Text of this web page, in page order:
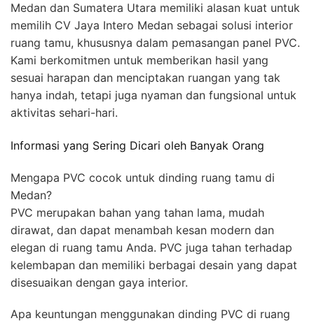
Medan dan Sumatera Utara memiliki alasan kuat untuk
memilih CV Jaya Intero Medan sebagai solusi interior
ruang tamu, khususnya dalam pemasangan panel PVC.
Kami berkomitmen untuk memberikan hasil yang
sesuai harapan dan menciptakan ruangan yang tak
hanya indah, tetapi juga nyaman dan fungsional untuk
aktivitas sehari-hari.
Informasi yang Sering Dicari oleh Banyak Orang
Mengapa PVC cocok untuk dinding ruang tamu di
Medan?
PVC merupakan bahan yang tahan lama, mudah
dirawat, dan dapat menambah kesan modern dan
elegan di ruang tamu Anda. PVC juga tahan terhadap
kelembapan dan memiliki berbagai desain yang dapat
disesuaikan dengan gaya interior.
Apa keuntungan menggunakan dinding PVC di ruang